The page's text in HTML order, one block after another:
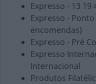
Expresso - 13 19
Expresso -
encomendas)
Expresso - Pré
Expresso
Internacional
Produtos